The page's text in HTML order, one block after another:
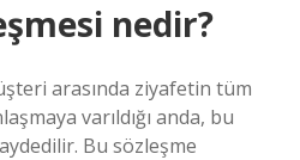
nedir?
arasında ziyafetin tüm
varıldığı anda, bu
Bu sözleşme